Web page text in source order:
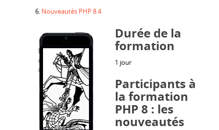
Nouveautés PHP 8.4
Durée de la
formation
1 jour
Participants à
la formation
PHP 8 : les
nouveautés